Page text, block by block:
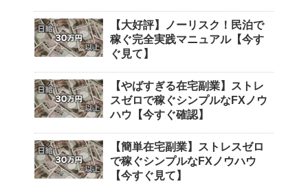
【大好評】ノーリスク！民泊で
稼ぐ完全実践マニュアル【今す
ぐ見て】
【やばすぎる在宅副業】ストレ
スゼロで稼ぐシンプルなFXノウ
ハウ【今すぐ確認】
【簡単在宅副業】ストレスゼロ
で稼ぐシンプルなFXノウハウ
【今すぐ見て】